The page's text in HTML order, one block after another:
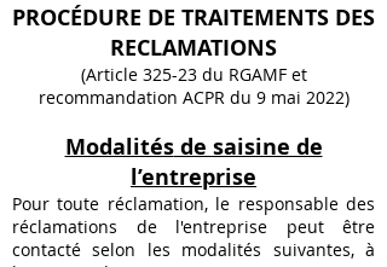
PROCÉDURE DE TRAITEMENTS DES
RECLAMATIONS
(Article 325-23 du RGAMF et
recommandation ACPR du 9 mai 2022)
Modalitésde saisine de
l’entreprise
Pour toute réclamation, le responsable des
réclamations de l'entreprise peut être
contacté selon les modalités suivantes, à